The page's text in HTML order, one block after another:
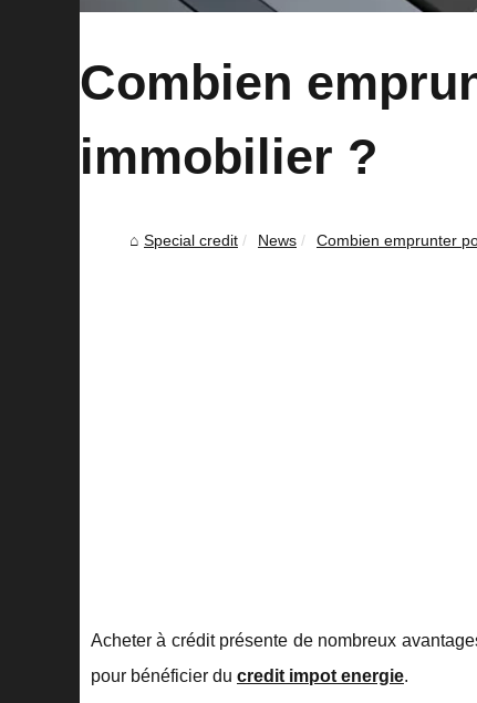
Combien
immobilier ?
Special credit News Combien emprunter
Acheter à crédit présente de nombreux
pour bénéficier du credit impot energie.